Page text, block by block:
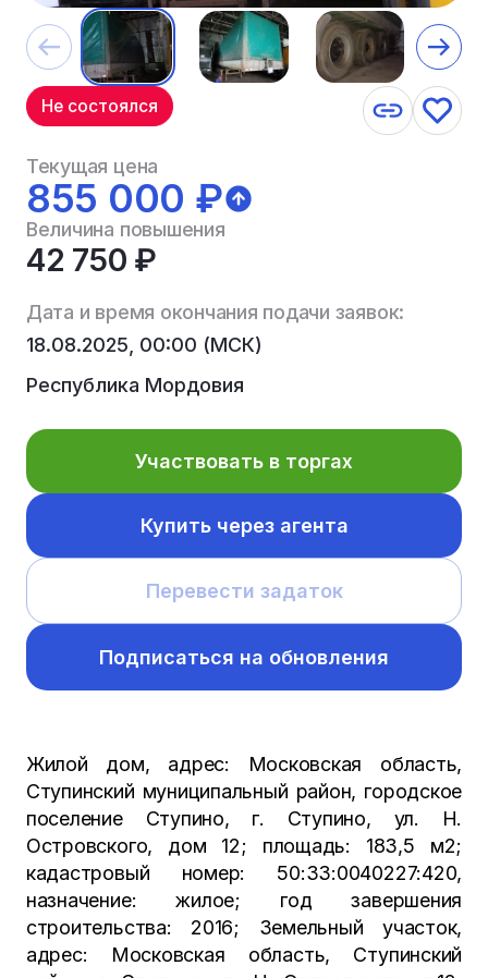
Не состоялся
Текущая цена
855 000 ₽
Величина повышения
42 750 ₽
Дата и время окончания подачи заявок:
18.08.2025, 00:00 (МСК)
Республика Мордовия
Участвовать в торгах
Купить через агента
Перевести задаток
Подписаться на обновления
Жилой дом, адрес: Московская область,
Ступинский муниципальный район, городское
поселение Ступино, г. Ступино, ул. Н.
Островского, дом 12; площадь: 183,5 м2;
кадастровый номер: 50:33:0040227:420,
назначение: жилое; год завершения
строительства: 2016; Земельный участок,
адрес: Московская область, Ступинский